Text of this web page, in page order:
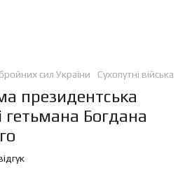
сил України Сухопутні війська
президентська
гетьмана Богдана